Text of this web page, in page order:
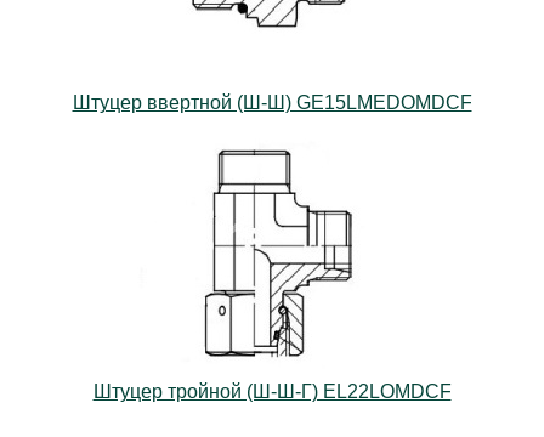
Штуцер ввертной (Ш-Ш) GE15LMEDOMDCF
Штуцер тройной (Ш-Ш-Г) EL22LOMDCF